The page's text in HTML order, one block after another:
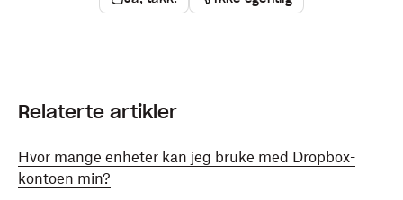
Relaterte artikler
Hvor mange enheter kan jeg bruke med Dropbox-
kontoen min?